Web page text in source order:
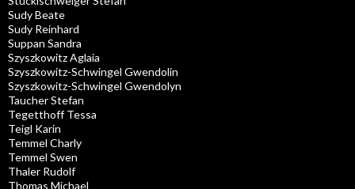
Sudy Beate
Sudy Reinhard
Suppan Sandra
Szyszkowitz Aglaia
Szyszkowitz-Schwingel Gwendolin
Szyszkowitz-Schwingel Gwendolyn
Taucher Stefan
Tegetthoff Tessa
Teigl Karin
Temmel Charly
Temmel Swen
Thaler Rudolf
Thomas Michael